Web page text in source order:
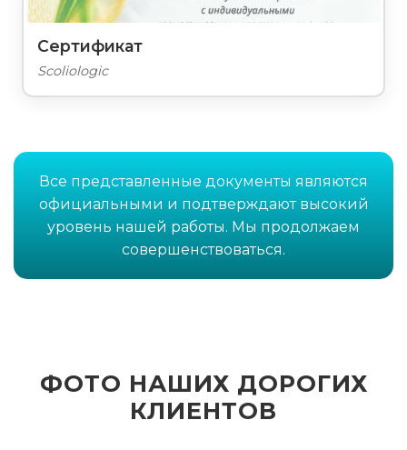
Сертификат
Scoliologic
Все представленные документы являются
официальными и подтверждают высокий
уровень нашей работы. Мы продолжаем
совершенствоваться.
ФОТО НАШИХ ДОРОГИХ
КЛИЕНТОВ